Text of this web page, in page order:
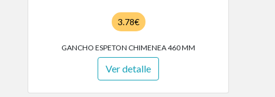
3.78€
GANCHO ESPETON CHIMENEA 460 MM
Ver detalle